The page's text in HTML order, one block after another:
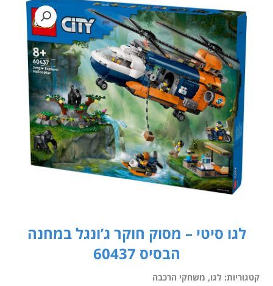
לגו סיטי – מסוק חוקר ג’ונגל במחנה
הבסיס 60437
קטגוריות: לגו, משחקי הרכבה